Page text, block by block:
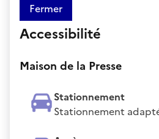
Fermer
Accessibilité
Maison de la Presse
Stationnement
Stationnement